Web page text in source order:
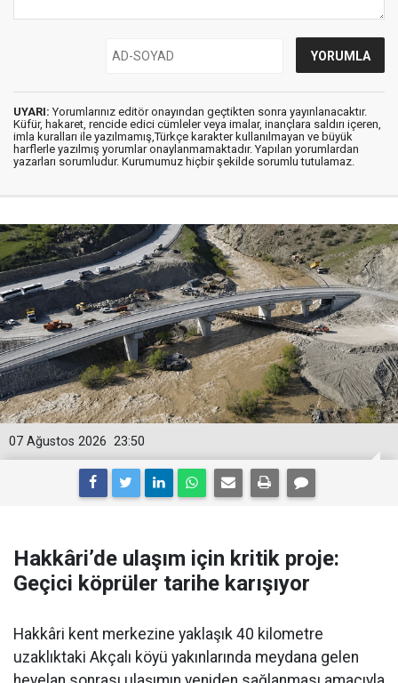
UYARI: Yorumlarınız editör onayından geçtikten sonra yayınlanacaktır.
Küfür, hakaret, rencide edici cümleler veya imalar, inançlara saldırı içeren,
imla kuralları ile yazılmamış,Türkçe karakter kullanılmayan ve büyük
harflerle yazılmış yorumlar onaylanmamaktadır. Yapılan yorumlardan
yazarları sorumludur. Kurumumuz hiçbir şekilde sorumlu tutulamaz.
23:50
07 Ağustos 2026
Hakkâri’de ulaşım için kritik proje:
Geçici köprüler tarihe karışıyor
Hakkâri kent merkezine yaklaşık 40 kilometre
uzaklıktaki Akçalı köyü yakınlarında meydana gelen